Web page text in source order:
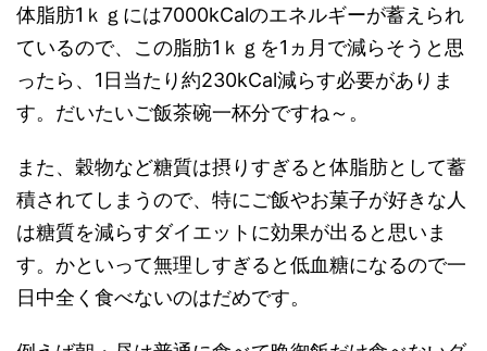
体脂肪1ｋｇには7000kCalのエネルギーが蓄えられ
ているので、この脂肪1ｋｇを1ヵ月で減らそうと思
ったら、1日当たり約230kCal減らす必要がありま
す。だいたいご飯茶碗一杯分ですね～。
また、穀物など糖質は摂りすぎると体脂肪として蓄
積されてしまうので、特にご飯やお菓子が好きな人
は糖質を減らすダイエットに効果が出ると思いま
す。かといって無理しすぎると低血糖になるので一
日中全く食べないのはだめです。